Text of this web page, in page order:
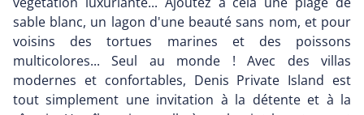
sable blanc, un lagon d'une beauté sans nom, et pour
voisins des tortues marines et des poissons
multicolores... Seul au monde ! Avec des villas
modernes et confortables, Denis Private Island est
tout simplement une invitation à la détente et à la